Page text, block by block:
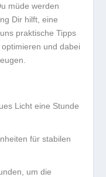
müde werden
Dir hilft, eine
praktische Tipps
und dabei
Licht eine Stunde
für stabilen
um die